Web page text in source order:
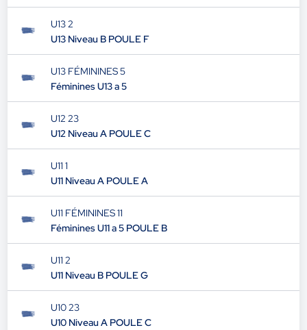
U13 2
U13 Niveau B POULE F
U13 FÉMININES 5
Féminines U13 a 5
U12 23
U12 Niveau A POULE C
U11 1
U11 Niveau A POULE A
U11 FÉMININES 11
Féminines U11 a 5 POULE B
U11 2
U11 Niveau B POULE G
U10 23
U10 Niveau A POULE C